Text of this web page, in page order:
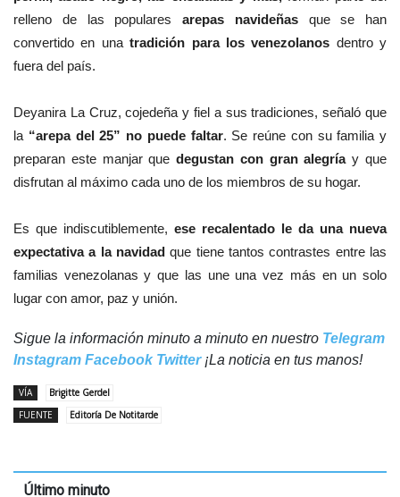
relleno de las populares arepas navideñasque se han
convertido en unatradición para los venezolanos dentro y
fuera del país.
Deyanira La Cruz, cojedeña y fiel a sus tradiciones, señaló que
la “arepa del 25” no puede faltar. Se reúne con su familia y
preparan este manjar quedegustan con gran alegríay que
disfrutan al máximo cada uno de los miembros de su hogar.
Es que indiscutiblemente, ese recalentado le da una nueva
expectativa a la navidad que tiene tantos contrastes entre las
familias venezolanas y que las une una vez más en un solo
lugar con amor, paz y unión.
Sigue la información minuto a minuto en nuestro Telegram
Instagram Facebook Twitter¡La noticia en tus manos!
VÍA
Brigitte Gerdel
FUENTE
Editoría De Notitarde
Último minuto